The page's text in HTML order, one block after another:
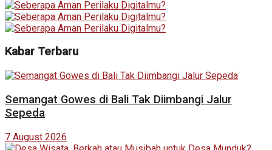
Kabar Terbaru
Semangat Gowes di Bali Tak Diimbangi Jalur
Sepeda
7 August 2026